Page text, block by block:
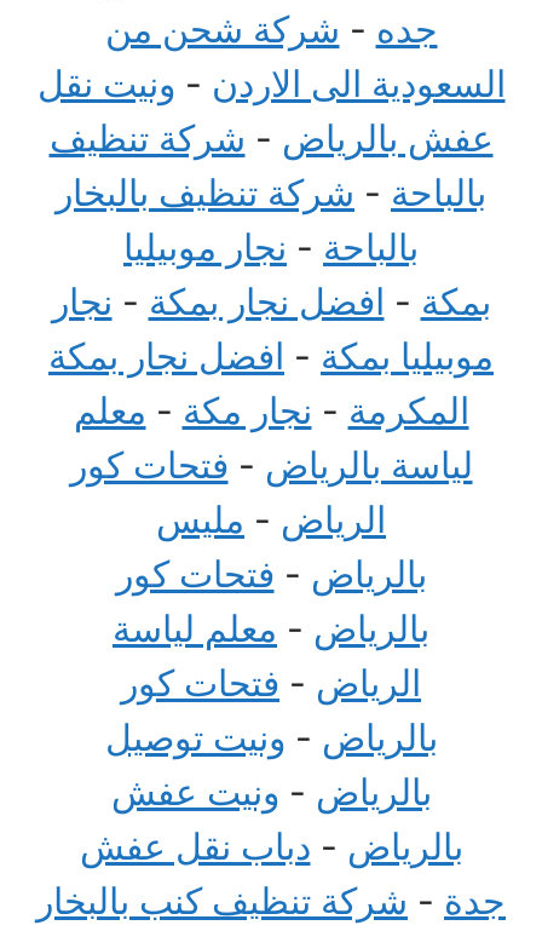
جده - شركة شحن من
السعودية الى الاردن - ونيت نقل
عفش بالرياض - شركة تنظيف
بالباحة - شركة تنظيف بالبخار
بالباحة - نجار موبيليا
بمكة - افضل نجار بمكة - نجار
موبيليا بمكة - افضل نجار بمكة
المكرمة - نجار مكة - معلم
لياسة بالرياض - فتحات كور
الرياض - مليس
بالرياض - فتحات كور
بالرياض - معلم لياسة
الرياض - فتحات كور
بالرياض - ونيت توصيل
بالرياض - ونيت عفش
بالرياض - دباب نقل عفش
جدة - شركة تنظيف كنب بالبخار